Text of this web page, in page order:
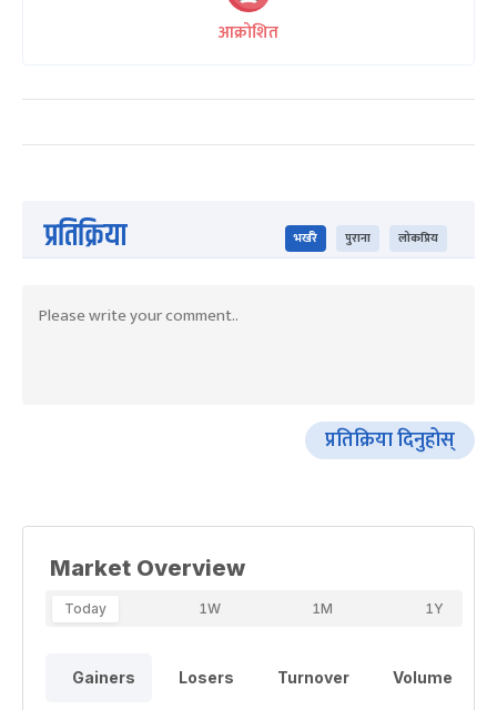
आक्रोशित
प्रतिक्रिया भर्खरै पुराना लोकप्रिय
प्रतिक्रिया दिनुहोस्